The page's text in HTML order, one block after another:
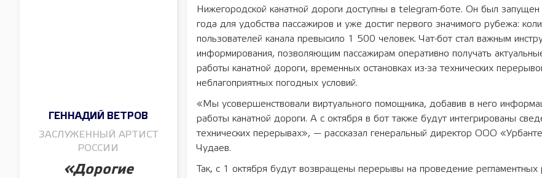
ГЕННАДИЙ ВЕТРОВ
ЗАСЛУЖЕННЫЙ АРТИСТ
РОССИИ
«Дорогие
Нижегородской канатной дороги доступны в telegram-боте. Он был запущен
года для удобства пассажиров и уже достиг первого значимого рубежа:
пользователей канала превысило 1 500 человек. Чат-бот стал важным
информирования, позволяющим пассажирам оперативно получать
работы канатной дороги, временных остановках из-за технических
неблагоприятных погодных условий.
«Мы усовершенствовали виртуального помощника, добавив в него
работы канатной дороги. А с октября в бот также будут интегрированы
технических перерывах», — рассказал генеральный директор ООО
Чудаев.
Так, с 1 октября будут возвращены перерывы на проведение